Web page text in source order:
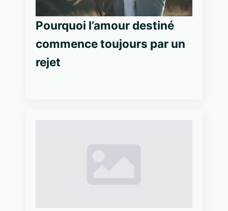
Pourquoi l’amour destiné
commence toujours par un
rejet